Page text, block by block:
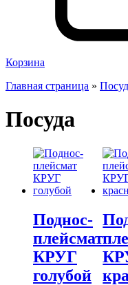
Корзина
Главная страница »
Посуда
Поднос-
плейсмат
КРУГ
голубой